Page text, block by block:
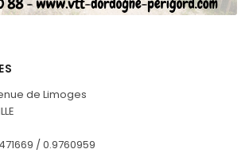
de Limoges
/ 0.9760959